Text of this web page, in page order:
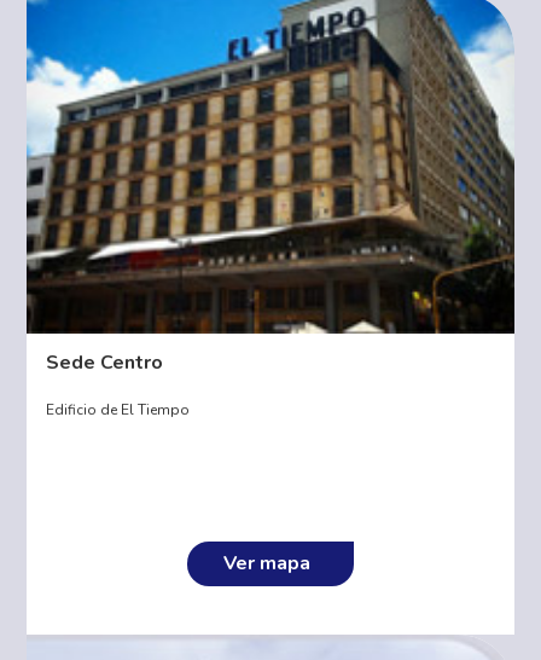
Sede Centro
Edificio de El Tiempo
Ver mapa